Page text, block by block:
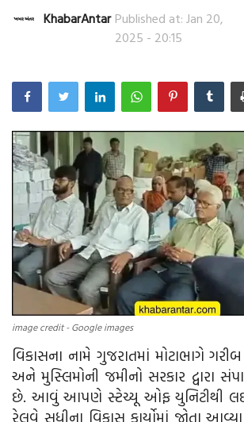
LanguageKhabarAntar Published at: Jan 20,
2025 - 20:15
image credit - Google images
વિકાસના નામે ગુજરાતમાં મોટાભાગે
અને મુસ્લિમોની જમીનો સરકાર દ્વારા
છે. આવું આપણે સ્ટેચ્યૂ ઓફ યુનિટીથી લઈને
રેલવે સુધીના વિકાસ કાર્યોમાં જોતા